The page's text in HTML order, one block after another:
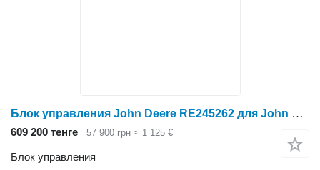
Блок управления John Deere RE245262 для John Deere Блок керування RE245262
609 200 тенге 57 900 грн ≈ 1 125 €
Блок управления